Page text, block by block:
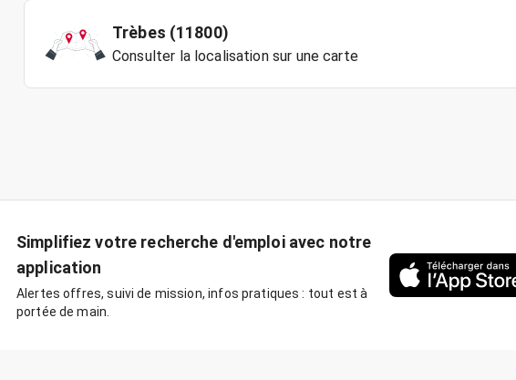
Trèbes (11800)
Consulter la localisation sur une carte
Simplifiez votre recherche d'emploi avec notre
application
Alertes offres, suivi de mission, infos pratiques : tout est à
portée de main.